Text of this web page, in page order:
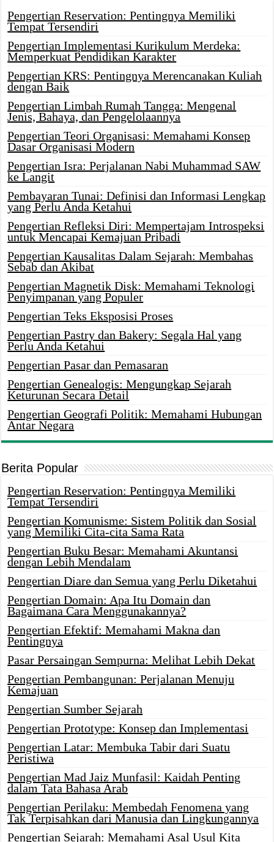
Pengertian Reservation: Pentingnya Memiliki
Tempat Tersendiri
Pengertian Implementasi Kurikulum Merdeka:
Memperkuat Pendidikan Karakter
Pengertian KRS: Pentingnya Merencanakan Kuliah
dengan Baik
Pengertian Limbah Rumah Tangga: Mengenal
Jenis, Bahaya, dan Pengelolaannya
Pengertian Teori Organisasi: Memahami Konsep
Dasar Organisasi Modern
Pengertian Isra: Perjalanan Nabi Muhammad SAW
ke Langit
Pembayaran Tunai: Definisi dan Informasi Lengkap
yang Perlu Anda Ketahui
Pengertian Refleksi Diri: Mempertajam Introspeksi
untuk Mencapai Kemajuan Pribadi
Pengertian Kausalitas Dalam Sejarah: Membahas
Sebab dan Akibat
Pengertian Magnetik Disk: Memahami Teknologi
Penyimpanan yang Populer
Pengertian Teks Eksposisi Proses
Pengertian Pastry dan Bakery: Segala Hal yang
Perlu Anda Ketahui
Pengertian Pasar dan Pemasaran
Pengertian Genealogis: Mengungkap Sejarah
Keturunan Secara Detail
Pengertian Geografi Politik: Memahami Hubungan
Antar Negara
Berita Popular
Pengertian Reservation: Pentingnya Memiliki
Tempat Tersendiri
Pengertian Komunisme: Sistem Politik dan Sosial
yang Memiliki Cita-cita Sama Rata
Pengertian Buku Besar: Memahami Akuntansi
dengan Lebih Mendalam
Pengertian Diare dan Semua yang Perlu Diketahui
Pengertian Domain: Apa Itu Domain dan
Bagaimana Cara Menggunakannya?
Pengertian Efektif: Memahami Makna dan
Pentingnya
Pasar Persaingan Sempurna: Melihat Lebih Dekat
Pengertian Pembangunan: Perjalanan Menuju
Kemajuan
Pengertian Sumber Sejarah
Pengertian Prototype: Konsep dan Implementasi
Pengertian Latar: Membuka Tabir dari Suatu
Peristiwa
Pengertian Mad Jaiz Munfasil: Kaidah Penting
dalam Tata Bahasa Arab
Pengertian Perilaku: Membedah Fenomena yang
Tak Terpisahkan dari Manusia dan Lingkungannya
Pengertian Sejarah: Memahami Asal Usul Kita